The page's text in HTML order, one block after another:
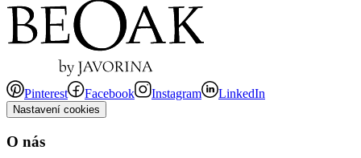
Pinterest Facebook Instagram LinkedIn
Nastavení cookies
O nás